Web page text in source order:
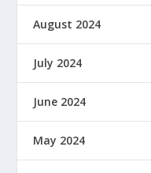
August 2024
July 2024
June 2024
May 2024